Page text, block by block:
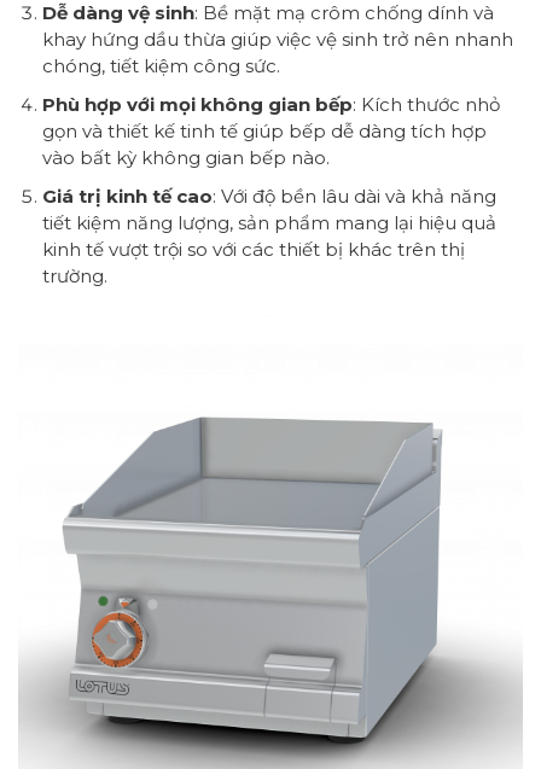
Dễ dàng vệ sinh: Bề mặt mạ crôm chống dính và
khay hứng dầu thừa giúp việc vệ sinh trở nên nhanh
chóng, tiết kiệm công sức.
Phù hợp với mọi không gian bếp: Kích thước nhỏ
gọn và thiết kế tinh tế giúp bếp dễ dàng tích hợp
vào bất kỳ không gian bếp nào.
Giá trị kinh tế cao: Với độ bền lâu dài và khả năng
tiết kiệm năng lượng, sản phẩm mang lại hiệu quả
kinh tế vượt trội so với các thiết bị khác trên thị
trường.